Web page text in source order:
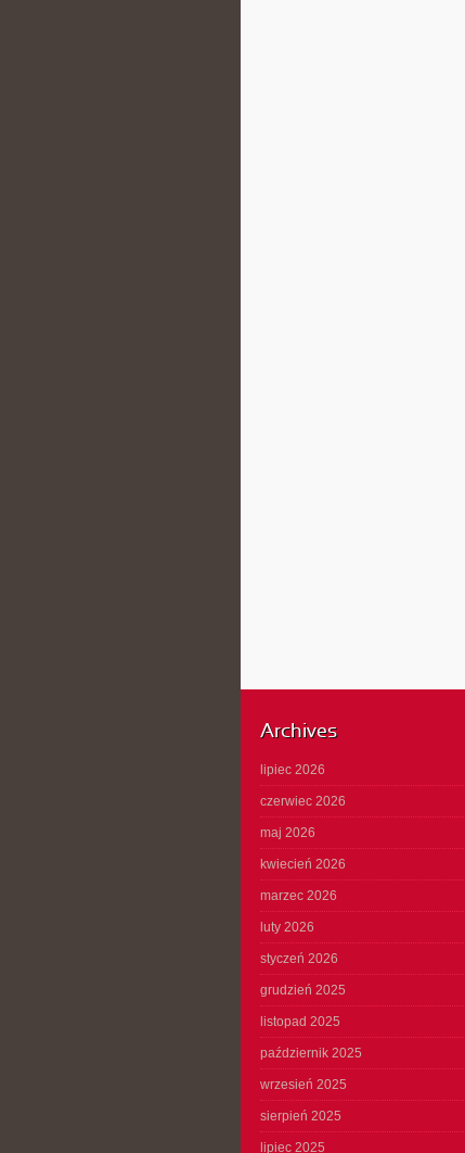
Archives
lipiec 2026
czerwiec 2026
maj 2026
kwiecień 2026
marzec 2026
luty 2026
styczeń 2026
grudzień 2025
listopad 2025
październik 2025
wrzesień 2025
sierpień 2025
lipiec 2025